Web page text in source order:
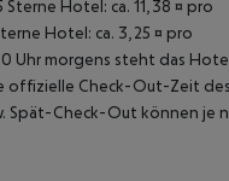
Hotel: ca. 11,38 ¤ pro
Hotel: ca. 3,25 ¤ pro
Uhr morgens steht das
offizielle Check-Out-Zeit
Spät-Check-Out können je